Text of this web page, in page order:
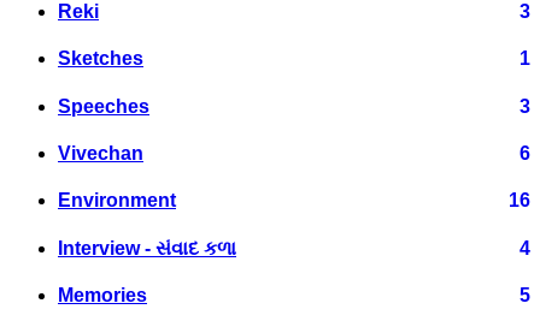
Reki 3
Sketches 1
Speeches 3
Vivechan 6
Environment 16
Interview - સંવાદ કળા 4
Memories 5